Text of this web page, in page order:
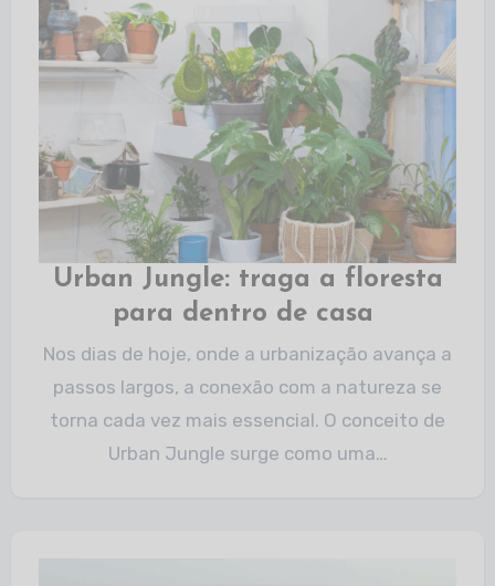
Urban Jungle: traga a floresta
para dentro de casa ​
Nos dias de hoje, onde a urbanização avança a
passos largos, a conexão com a natureza se
torna cada vez mais essencial. O conceito de
Urban Jungle surge como uma…